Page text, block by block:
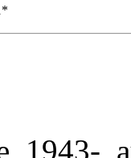
1943-,